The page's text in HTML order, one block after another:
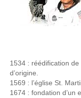
1534 : réédification de
d’origine.
1569 : l’église St.
1674 : fondation d’un